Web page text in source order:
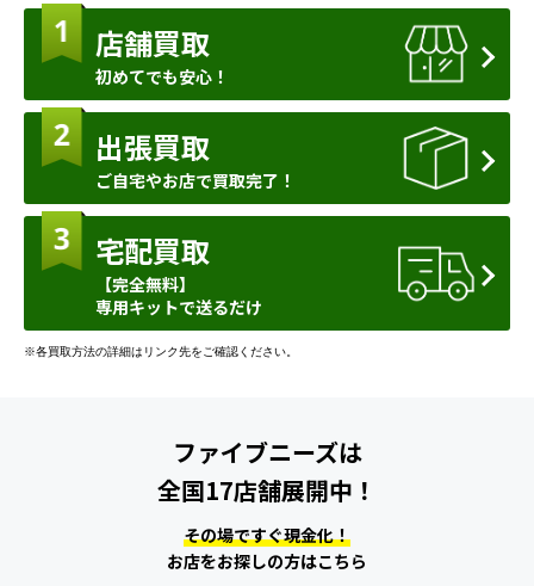
店舗買取
初めてでも安心！
出張買取
ご自宅やお店で買取完了！
宅配買取
【完全無料】
専用キットで送るだけ
※各買取方法の詳細はリンク先をご確認ください。
ファイブニーズは
全国17店舗展開中！
その場ですぐ現金化！
お店をお探しの方はこちら